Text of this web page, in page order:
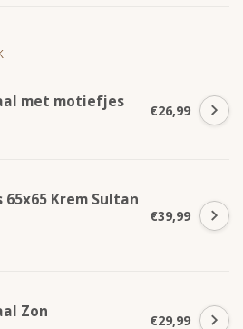
met motiefjes €26,99
65x65 Krem Sultan
€39,99
Zon €29,99